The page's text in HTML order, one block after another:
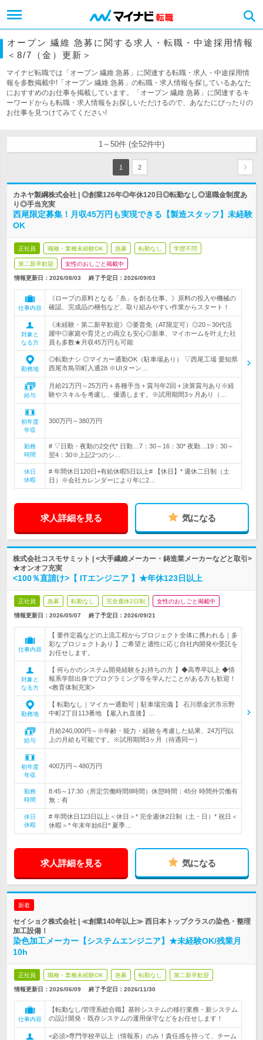
オープン 繊維 急募に関する求人・転職・中途採用情報
＜8/7（金）更新＞
マイナビ転職では「オープン 繊維 急募」に関連する転職・求人・中途採用情
報を多数掲載中!「オープン 繊維 急募」の転職・求人情報を探しているあなた
におすすめのお仕事を掲載しています。「オープン 繊維 急募」に関連するキ
ーワードからも転職・求人情報をお探しいただけるので、あなたにぴったりの
お仕事を見つけてみてください!
1～50件 (全52件中)
1 2
カネヤ製綱株式会社 | ◎創業126年◎年休120日◎転勤なし◎退職金制度あ
り◎手当充実
西尾限定募集！月収45万円も実現できる【製造スタッフ】未経験
OK
正社員 職種・業種未経験OK 急募 転勤なし 学歴不問
第二新卒歓迎 女性のおしごと掲載中
情報更新日：2026/08/03 終了予定日： 2026/09/03
仕事内容
《ロープの原料となる「糸」を創る仕事。》原料の投入や機械の
確認、完成品の梱包など、取り組みやすい作業からスタート！
対象と
なる方
《未経験・第二新卒歓迎》◎要普免（AT限定可）◎20～30代活
躍中◎家庭や育児との両立も安心◎新車、マイホームを叶えた社
員も多数★月収45万円も可能
勤務地
◎転勤ナシ ◎マイカー通勤OK（駐車場あり） ▽西尾工場 愛知県
西尾市鳥羽町入通28 ※UIターン…
給与
月給21万円～25万円＋各種手当＋賞与年2回＋決算賞与あり※経
験やスキルを考慮し、優遇します。※試用期間3ヶ月あり（…
初年度
年収
300万円～380万円
勤務
時間
# ▽日勤・夜勤の2交代* 日勤…7：30～16：30* 夜勤…19：30～
翌4：30※上記2つのシ…
休日
休暇
# 年間休日120日+有給休暇5日以上# 【休日】* 週休二日制（土
日）※会社カレンダーにより年に2…
求人詳細を見る 気になる
株式会社コスモサミット | <大手繊維メーカー・鋳造業メーカーなどと取引>
★オンオフ充実
<100％直請け>【 ITエンジニア 】★年休123日以上
正社員 急募 転勤なし 完全週休2日制 女性のおしごと掲載中
情報更新日：2026/05/07 終了予定日： 2026/09/21
仕事内容
【 要件定義などの上流工程からプロジェクト全体に携われる｜多
彩なプロジェクトあり 】ご希望と適性に応じ自社内開発や受託を
お任せします。
対象と
なる方
【 何らかのシステム開発経験をお持ちの方 】◆高専卒以上 ◆情
報系学部出身でプログラミング等を学んだことがある方も歓迎！
<教育体制充実>
勤務地
【 転勤なし｜マイカー通勤可｜駐車場完備 】 石川県金沢市示野
中町2丁目113番地 【雇入れ直後】…
給与
月給240,000円～※年齢・能力・経験を考慮した結果、24万円以
上の月給も可能です。※試用期間3ヶ月（待遇同一）
初年度
年収
400万円～480万円
勤務
時間
8:45～17:30（所定労働時間8時間）休憩時間：45分 時間外労働有
無：有
休日
休暇
# 年間休日123日以上＜休日＞* 完全週休2日制（土・日）* 祝日＜
休暇＞* 年末年始6日* 夏季…
求人詳細を見る 気になる
新着
セイショク株式会社 | ≪創業140年以上≫ 西日本トップクラスの染色・整理
加工設備！
染色加工メーカー【システムエンジニア】★未経験OK/残業月
10h
正社員 職種・業種未経験OK 急募 転勤なし 第二新卒歓迎
情報更新日：2026/06/09 終了予定日： 2026/11/30
仕事内容
【転勤なし/管理系総合職】基幹システムの移行業務・新システム
の設計開発・既存システムの運用保守などをお任せします！
<必須>専門学校卒以上（情報系）のみ！責任感を持って、チーム